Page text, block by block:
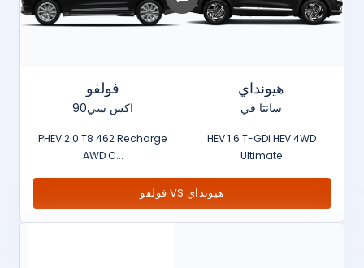
فولفو
اكس سي90
PHEV 2.0 T8 462 Recharge
AWD C...
هيونداي
سانتا في
HEV 1.6 T-GDi HEV 4WD
Ultimate
فولفو VS هيونداي